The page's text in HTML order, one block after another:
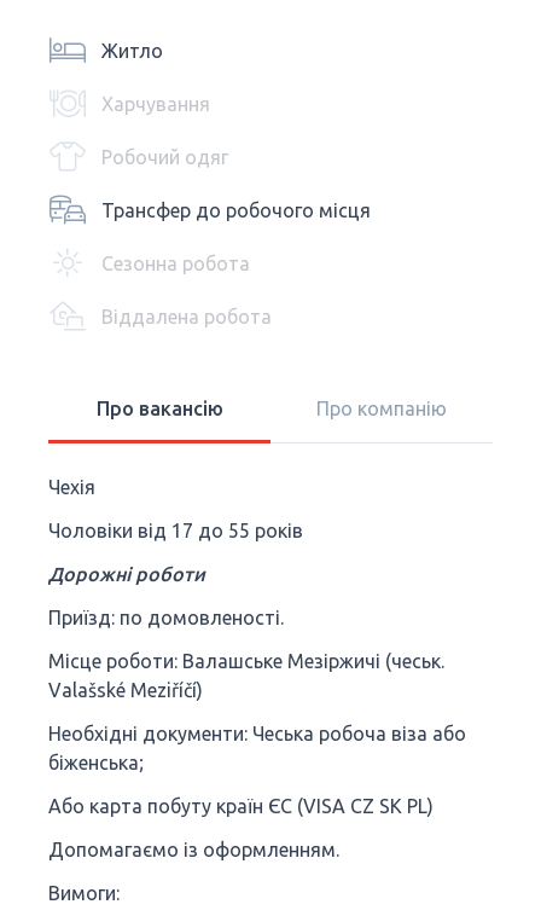
Житло
Харчування
Робочий одяг
Трансфер до робочого місця
Сезонна робота
Віддалена робота
Про вакансію Про компанію
Чехія
Чоловіки від 17 до 55 років
Дорожні роботи
Приїзд: по домовленості.
Місце роботи: Валашське Мезіржичі (чеськ.
Valašské Meziříčí)
Необхідні документи: Чеська робоча віза або
біженська;
Або карта побуту країн ЄС (VISA CZ SK PL)
Допомагаємо із оформленням.
Вимоги: